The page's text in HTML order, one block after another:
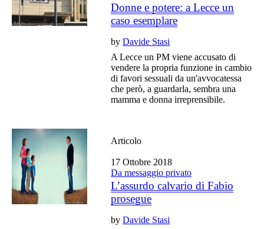
Donne e potere: a Lecce un
caso esemplare
byDavide Stasi
A Lecce un PM viene accusato di
vendere la propria funzione in cambio
di favori sessuali da un'avvocatessa
che però, a guardarla, sembra una
mamma e donna irreprensibile.
Articolo
17 Ottobre 2018
Da messaggio privato
L’assurdo calvario di Fabio
prosegue
byDavide Stasi